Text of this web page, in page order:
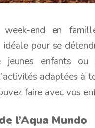
week-end en
pour se
jeunes enfants ou
adaptées à
faire avec vos
l’Aqua Mundo